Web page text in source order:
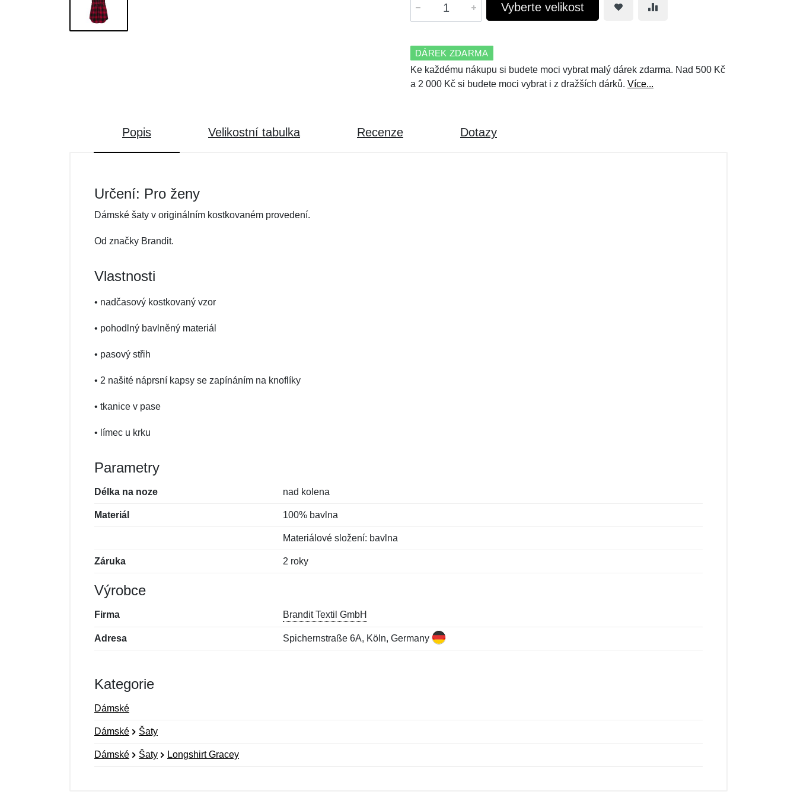
Vyberte velikost
DÁREK ZDARMA
Ke každému nákupu si budete moci vybrat malý dárek zdarma. Nad 500 Kč
a 2 000 Kč si budete moci vybrat i z dražších dárků. Více...
Popis Velikostní tabulka Recenze Dotazy
Určení: Pro ženy
Dámské šaty v originálním kostkovaném provedení.
Od značky Brandit.
Vlastnosti
• nadčasový kostkovaný vzor
• pohodlný bavlněný materiál
• pasový střih
• 2 našité náprsní kapsy se zapínáním na knoflíky
• tkanice v pase
• límec u krku
Parametry
Délka na noze nad kolena
Materiál 100% bavlna
Materiálové složení: bavlna
Záruka 2 roky
Výrobce
Firma Brandit Textil GmbH
Adresa Spichernstraße 6A, Köln, Germany
Kategorie
Dámské
Dámské Šaty
Dámské Šaty Longshirt Gracey